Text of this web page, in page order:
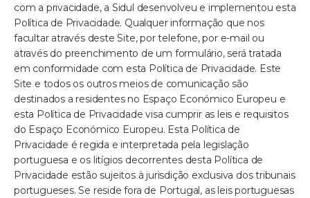
com a privacidade, a Sidul desenvolveu e implementou esta
Política de Privacidade. Qualquer informação que nos
facultar através deste Site, por telefone, por e-mail ou
através do preenchimento de um formulário, será tratada
em conformidade com esta Política de Privacidade. Este
Site e todos os outros meios de comunicação são
destinados a residentes no Espaço Económico Europeu e
esta Política de Privacidade visa cumprir as leis e requisitos
do Espaço Económico Europeu. Esta Política de
Privacidade é regida e interpretada pela legislação
portuguesa e os litígios decorrentes desta Política de
Privacidade estão sujeitos à jurisdição exclusiva dos tribunais
portugueses. Se reside fora de Portugal, as leis portuguesas